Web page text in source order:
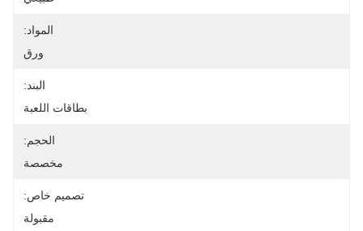
المواد:
ورق
البند:
بطاقات اللعبة
الحجم:
مخصصة
تصميم خاص:
مقبولة